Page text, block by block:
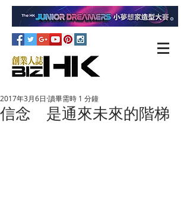
信念 是通來未來的階梯
2017年3月6日 讀畢需時 1 分鐘